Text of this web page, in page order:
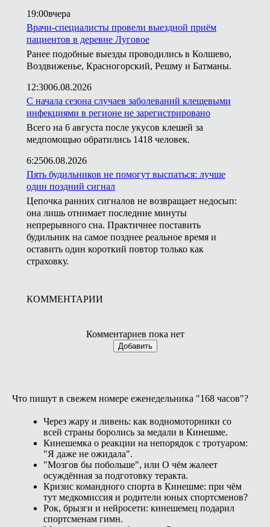
19:00вчера
Врачи-специалисты провели выездной приём
пациентов в деревне Луговое
Ранее подобные выезды проводились в Колшево,
Воздвиженье, Красногорский, Решму и Батманы.
12:3006.08.2026
С начала сезона случаев заболеваний клещевыми
инфекциями в регионе не зарегистрировано
Всего на 6 августа после укусов клешей за
медпомощью обратились 1418 человек.
6:2506.08.2026
Пять будильников не помогут выспаться: лучше
один поздний сигнал
Цепочка ранних сигналов не возвращает недосып:
она лишь отнимает последние минуты
непрерывного сна. Практичнее поставить
будильник на самое позднее реальное время и
оставить один короткий повтор только как
страховку.
КОММЕНТАРИИ
Комментариев пока нет
Добавить
Что пишут в свежем номере еженедельника "168 часов"?
Через жару и ливень: как водномоторники со
всей страны боролись за медали в Кинешме.
Кинешемка о реакции на непорядок с тротуаром:
"Я даже не ожидала".
"Мозгов бы побольше", или О чём жалеет
осуждённая за подготовку теракта.
Кризис командного спорта в Кинешме: при чём
тут медкомиссия и родители юных спортсменов?
Рок, брызги и нейросети: кинешемец подарил
спортсменам гимн.